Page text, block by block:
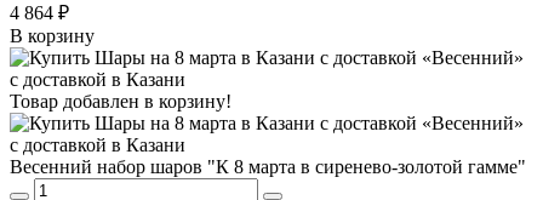
4 864 ₽
В корзину
Товар добавлен в корзину!
Весенний набор шаров "К 8 марта в сиренево-золотой гамме"